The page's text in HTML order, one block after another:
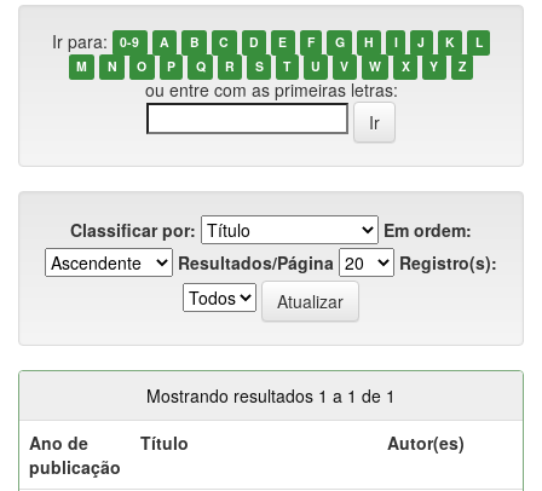
Ir para: 0-9 A B C D E F G H I J K
L
M
N O P Q R S T U V W X Y Z
ou entre com as primeiras letras:
Classificar por:
Em ordem:
Resultados/Página
Registro(s):
Mostrando resultados 1 a 1 de 1
Ano de
publicação
Título Autor(es)